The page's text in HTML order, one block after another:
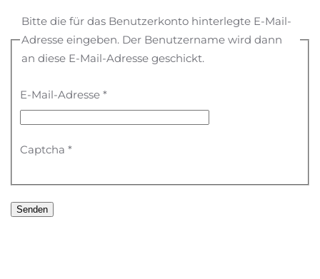
Bitte die für das Benutzerkonto hinterlegte E-Mail-
Adresse eingeben. Der Benutzername wird dann
an diese E-Mail-Adresse geschickt.
E-Mail-Adresse *
Captcha *
Senden